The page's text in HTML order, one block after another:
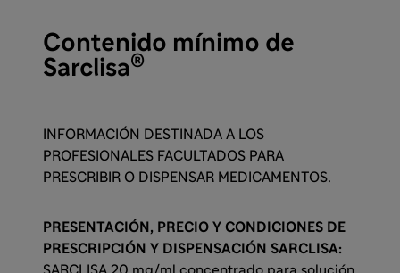
Contenido mínimo de
Sarclisa®
INFORMACIÓN DESTINADA A LOS
PROFESIONALES FACULTADOS PARA
PRESCRIBIR O DISPENSAR MEDICAMENTOS.
PRESENTACIÓN, PRECIO Y CONDICIONES DE
PRESCRIPCIÓN Y DISPENSACIÓN SARCLISA:
SARCLISA 20 mg/ml concentrado para solución